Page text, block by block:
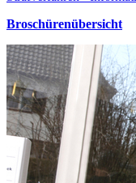
Broschürenübersicht